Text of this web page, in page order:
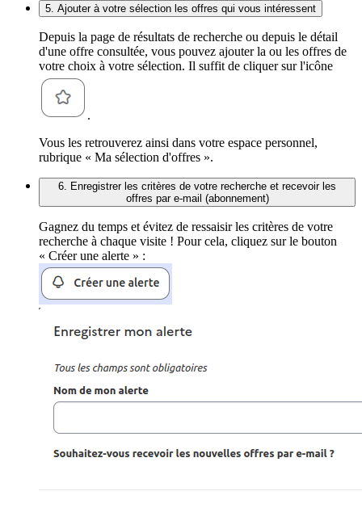
5. Ajouter à votre sélection les offres qui vous intéressent
Depuis la page de résultats de recherche ou depuis le détail
d'une offre consultée, vous pouvez ajouter la ou les offres de
votre choix à votre sélection. Il suffit de cliquer sur l'icône
.
Vous les retrouverez ainsi dans votre espace personnel,
rubrique « Ma sélection d'offres ».
6. Enregistrer les critères de votre recherche et recevoir les
offres par e-mail (abonnement)
Gagnez du temps et évitez de ressaisir les critères de votre
recherche à chaque visite ! Pour cela, cliquez sur le bouton
« Créer une alerte » :